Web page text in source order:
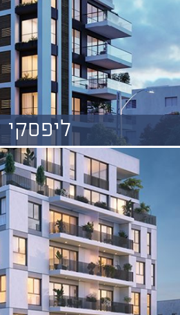
ליפסקי 12